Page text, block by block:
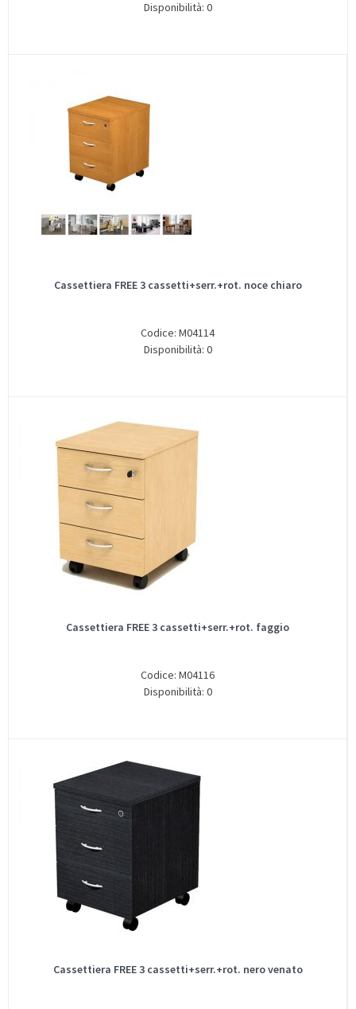
Disponibilità: 0
Cassettiera FREE 3 cassetti+serr.+rot. noce chiaro
Codice: M04114
Disponibilità: 0
Cassettiera FREE 3 cassetti+serr.+rot. faggio
Codice: M04116
Disponibilità: 0
Cassettiera FREE 3 cassetti+serr.+rot. nero venato